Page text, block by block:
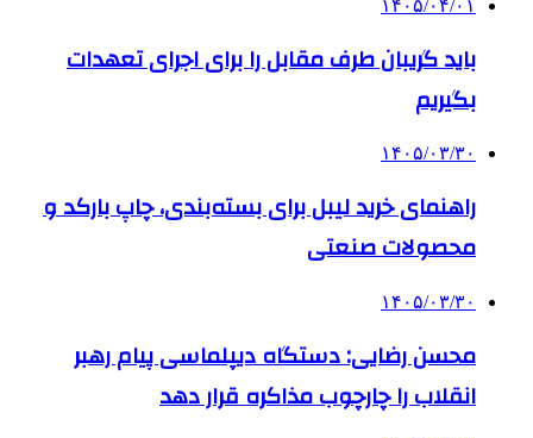
۱۴۰۵/۰۴/۰۱
باید گریبان طرف مقابل را برای اجرای تعهدات
بگیریم
۱۴۰۵/۰۳/۳۰
راهنمای خرید لیبل برای بسته‌بندی، چاپ بارکد و
محصولات صنعتی
۱۴۰۵/۰۳/۳۰
محسن رضایی: دستگاه دیپلماسی پیام رهبر
انقلاب را چارچوب مذاکره قرار دهد